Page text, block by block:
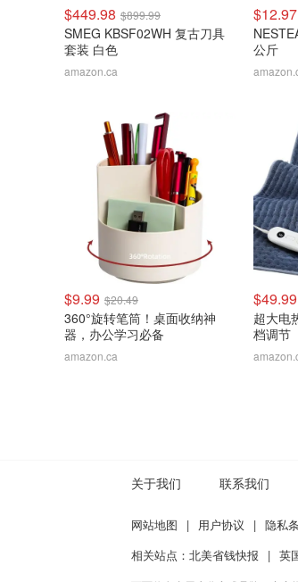
$449.98 $899.99
SMEG KBSF02WH 复古刀具
套装 白色
amazon.ca
$12.97
公斤
$9.99 $20.49
360°旋转笔筒！桌面收纳神
器，办公学习必备
amazon.ca
$49.99
超大电
档调节
关于我们 联系我们
网站地图 | 用户协议 | 隐私
相关站点： 北美省钱快报 | 英